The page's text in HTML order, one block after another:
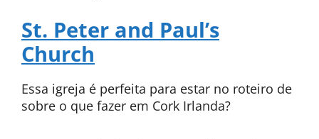
St. Peter and Paul’s
Church
Essa igreja é perfeita para estar no roteiro de
sobre o que fazer em Cork Irlanda?